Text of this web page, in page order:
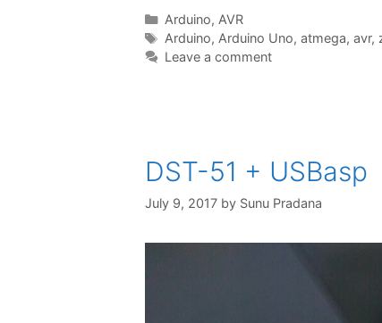
Categories
Arduino, AVR
Tags
Arduino, Arduino Uno, atmega, avr,
Leave a comment
DST-51 + USBasp
July 9, 2017 by Sunu Pradana